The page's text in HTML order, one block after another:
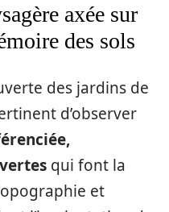
axée sur
des sols
des jardins de
d’observer
qui font la
et